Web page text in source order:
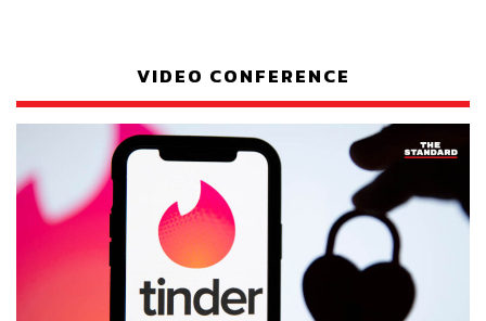
VIDEO CONFERENCE